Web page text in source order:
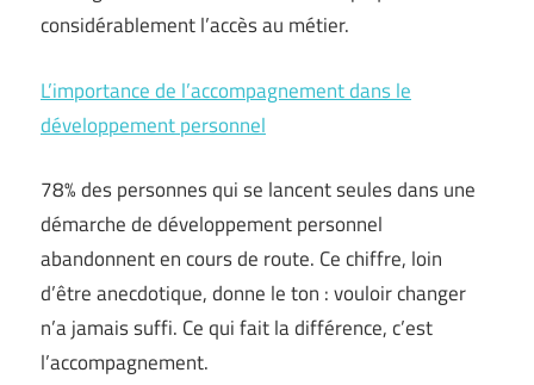
considérablement l’accès au métier.
L’importance de l’accompagnement dans le
développement personnel
78% des personnes qui se lancent seules dans une
démarche de développement personnel
abandonnent en cours de route. Ce chiffre, loin
d’être anecdotique, donne le ton : vouloir changer
n’a jamais suffi. Ce qui fait la différence, c’est
l’accompagnement.